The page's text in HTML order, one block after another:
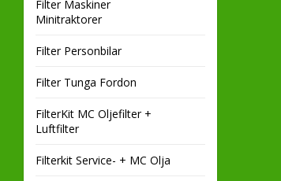
Filter Maskiner
Minitraktorer
Filter Personbilar
Filter Tunga Fordon
FilterKit MC Oljefilter +
Luftfilter
Filterkit Service- + MC Olja